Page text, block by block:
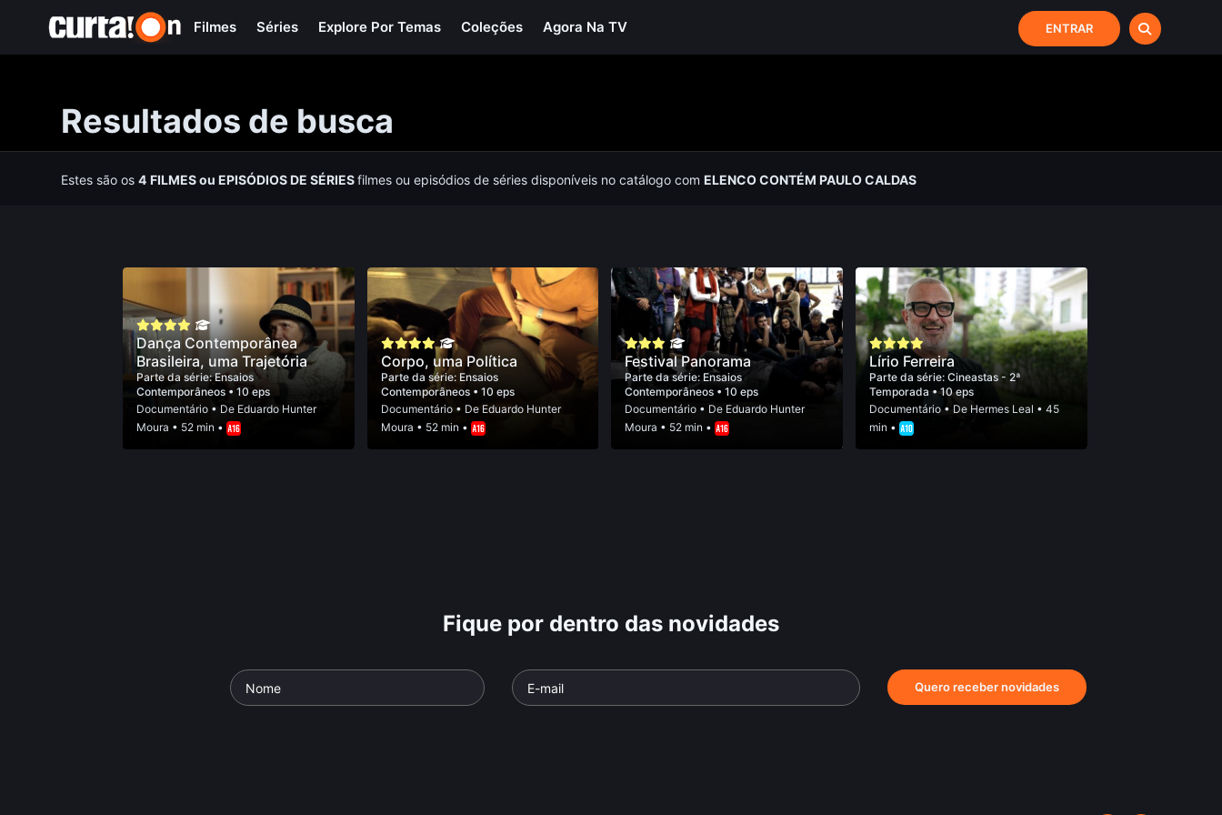
Filmes Séries Explore Por Temas Coleções Agora Na TV ENTRAR
Resultados de busca
Estes são os4 FILMESou EPISÓDIOS DE SÉRIESfilmes ou episódios de séries disponíveis no catálogo comELENCO CONTÉM PAULO CALDAS
Dança Contemporânea
Brasileira, uma Trajetória
Parte da série:Ensaios
Contemporâneos • 10 eps
Documentário• De Eduardo Hunter
Moura • 52 min •
Corpo, uma Política
Parte da série: Ensaios
Contemporâneos • 10 eps
Documentário• De Eduardo Hunter
Moura • 52 min •
Festival Panorama
Parte da série:Ensaios
Contemporâneos • 10 eps
Documentário • De Eduardo Hunter
Moura • 52 min •
Lírio Ferreira
Parte da série:Cineastas - 2ª
Temporada• 10 eps
Documentário • De Hermes Leal • 45
min •
Fique por dentro das novidades
Quero receber novidades